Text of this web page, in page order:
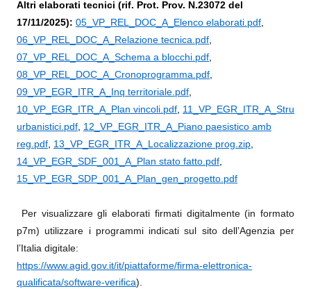
Altri elaborati tecnici (rif. Prot. Prov. N.23072 del
17/11/2025): 05_VP_REL_DOC_A_Elenco elaborati.pdf
06_VP_REL_DOC_A_Relazione tecnica.pdf
07_VP_REL_DOC_A_Schema a blocchi.pdf
08_VP_REL_DOC_A_Cronoprogramma.pdf
09_VP_EGR_ITR_A_Inq territoriale.pdf
10_VP_EGR_ITR_A_Plan vincoli.pdf 11_VP_EGR_ITR_A_Stru
urbanistici.pdf 12_VP_EGR_ITR_A_Piano paesistico amb
reg.pdf 13_VP_EGR_ITR_A_Localizzazione prog.zip
14_VP_EGR_SDF_001_A_Plan stato fatto.pdf
15_VP_EGR_SDP_001_A_Plan_gen_progetto.pdf
Per visualizzare gli elaborati firmati digitalmente (in formato
p7m) utilizzare i programmi indicati sul sito dell’Agenzia per
l’Italia digitale:
https://www.agid.gov.it/it/piattaforme/firma-elettronica-
qualificata/software-verifica)